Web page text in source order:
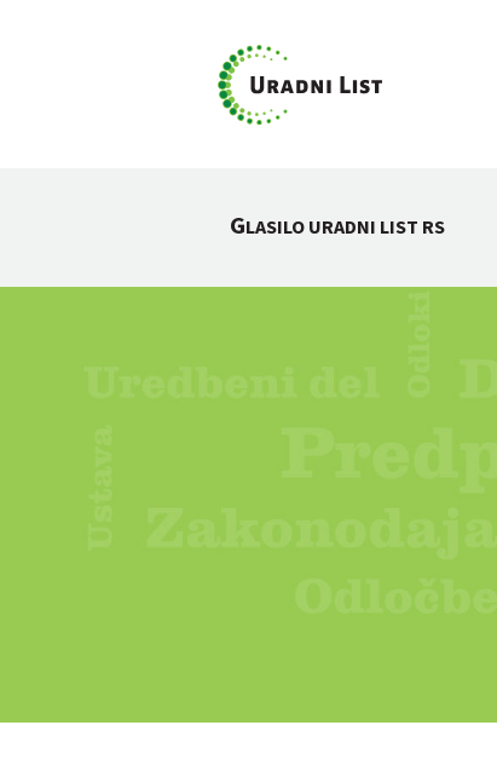
GLASILO URADNI LIST RS